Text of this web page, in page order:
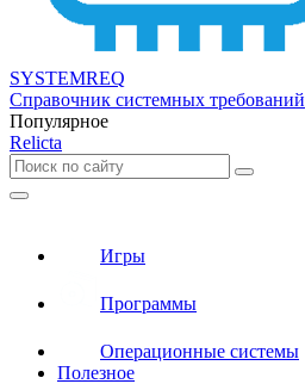
SYSTEMREQ
Справочник системных требований
Популярное
Relicta
Игры
Программы
Операционные системы
Полезное